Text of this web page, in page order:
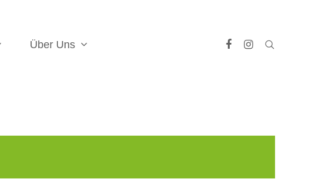
Über Uns Facebook
Instagram